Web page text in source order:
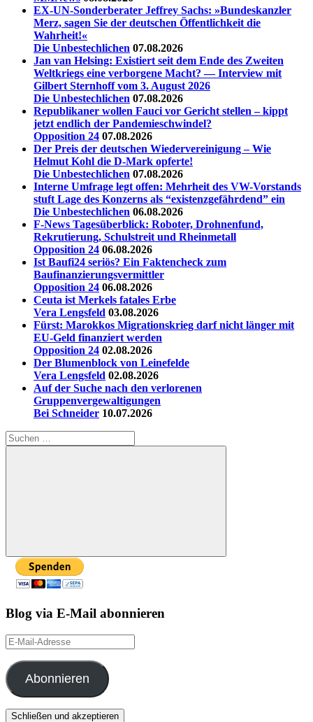
EX-UN-Sonderberater Jeffrey Sachs: »Bundeskanzler
Merz, sagen Sie der deutschen Öffentlichkeit die
Wahrheit!«
Die Unbestechlichen 07.08.2026
Jan van Helsing: Existiert seit dem Ende des Zweiten
Weltkriegs eine verborgene Macht? — Interview mit
Gilbert Sternhoff vom 3. August 2026
Die Unbestechlichen 07.08.2026
Republikaner wollen Fauci vor Gericht stellen – kippt
jetzt endlich der Pandemieschwindel?
Opposition 24 07.08.2026
Der Preis der deutschen Wiedervereinigung – Wie
Helmut Kohl die D‑Mark opferte!
Die Unbestechlichen 07.08.2026
Interne Umfrage legt offen: Mehrheit des VW-Vorstands
stuft Lage des Konzerns als “existenzgefährdend” ein
Die Unbestechlichen 06.08.2026
F-News Tagesüberblick: Roboter, Drohnenfund,
Rekrutierung, Schulstreit und Rheinmetall
Opposition 24 06.08.2026
Ist Baufi24 seriös? Ein Faktencheck zum
Baufinanzierungsvermittler
Opposition 24 06.08.2026
Ceuta ist Merkels fatales Erbe
Vera Lengsfeld 03.08.2026
Fürst: Marokkos Migrationskrieg darf nicht länger mit
EU-Geld finanziert werden
Opposition 24 02.08.2026
Der Blumenblock von Leinefelde
Vera Lengsfeld 02.08.2026
Auf der Suche nach den verlorenen
Gruppenvergewaltigungen
Bei Schneider 10.07.2026
Suchen
nach:
Suchen
Blog via E-Mail abonnieren
E-
Mail-
Adresse
Abonnieren